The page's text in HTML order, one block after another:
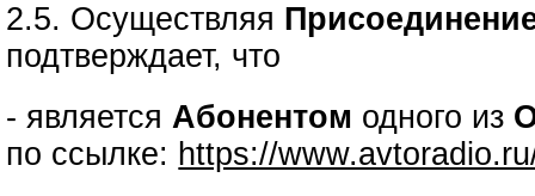
2.5. Осуществляя
подтверждает, что
- являетсяАбонентом одного из
по ссылке: https://